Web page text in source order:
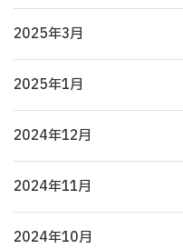
2025年3月
2025年1月
2024年12月
2024年11月
2024年10月